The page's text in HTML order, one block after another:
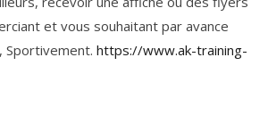
et vous souhaitant par avance
Sportivement. https://www.ak-training-